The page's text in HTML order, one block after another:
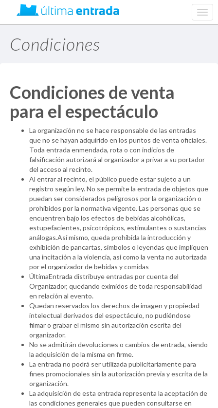
Condiciones
Condiciones de venta
para el espectáculo
La organización no se hace responsable de las entradas
que no se hayan adquirido en los puntos de venta oficiales.
Toda entrada enmendada, rota o con indicios de
falsificación autorizará al organizador a privar a su portador
del acceso al recinto.
Al entrar al recinto, el público puede estar sujeto a un
registro según ley. No se permite la entrada de objetos que
puedan ser considerados peligrosos por la organización o
prohibidos por la normativa vigente. Las personas que se
encuentren bajo los efectos de bebidas alcohólicas,
estupefacientes, psicotrópicos, estimulantes o sustancias
análogas.Así mismo, queda prohibida la introducción y
exhibición de pancartas, símbolos o leyendas que impliquen
una incitación a la violencia, así como la venta no autorizada
por el organizador de bebidas y comidas
ÚltimaEntrada distribuye entradas por cuenta del
Organizador, quedando eximidos de toda responsabilidad
en relación al evento.
Quedan reservados los derechos de imagen y propiedad
intelectual derivados del espectáculo, no pudiéndose
filmar o grabar el mismo sin autorización escrita del
organizador.
No se admitirán devoluciones o cambios de entrada, siendo
la adquisición de la misma en firme.
La entrada no podrá ser utilizada publicitariamente para
fines promocionales sin la autorización previa y escrita de la
organización.
La adquisición de esta entrada representa la aceptación de
las condiciones generales que pueden consultarse en